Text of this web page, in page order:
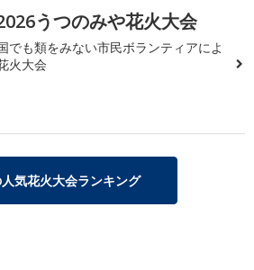
うつのみや花火大会
でも類をみない市民ボランティアによ
火大会
気花火大会ランキング